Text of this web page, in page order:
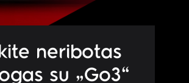
neribotas
su „Go3“